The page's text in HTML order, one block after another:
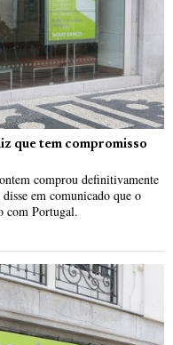
que tem compromisso
comprou definitivamente
em comunicado que o
com Portugal.